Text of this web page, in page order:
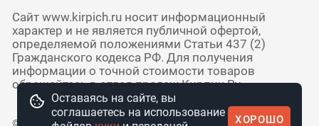
Сайт www.kirpich.ru носит информационный
характер и не является публичной офертой,
определяемой положениями Статьи 437 (2)
Гражданского кодекса РФ. Для получения
информации о точной стоимости товаров
обращайтесь в отдел продаж Кирпич Ру.
© 2010 - 2026 Интернет-магазин
Оставаясь на сайте, вы
соглашаетесь на использование
ХОРОШО